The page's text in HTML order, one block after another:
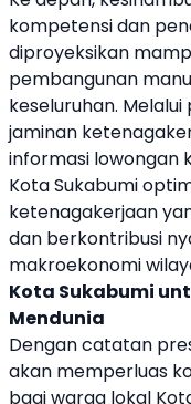
kompetensi dan
diproyeksikan
pembangunan
keseluruhan.
jaminan
informasi lowongan
Kota Sukabumi
ketenagakerjaan
dan berkontribusi
makroekonomi
Kota Sukabumi
Mendunia
Dengan catatan
akan memperluas
bagi warga lokal